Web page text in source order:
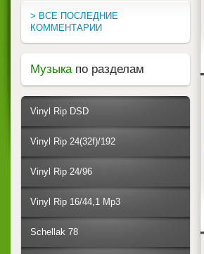
> ВСЕ ПОСЛЕДНИЕ
КОММЕНТАРИИ
Музыка по разделам
Vinyl Rip DSD
Vinyl Rip 24(32f)/192
Vinyl Rip 24/96
Vinyl Rip 16/44,1 Mp3
Schellak 78